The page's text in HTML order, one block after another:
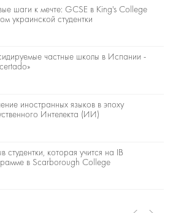
шаги к мечте: GCSE в King's College
украинской студентки
частные школы в Испании -
иностранных языков в эпоху
Интелекта (ИИ)
студентки, которая учится на IB
в Scarborough College